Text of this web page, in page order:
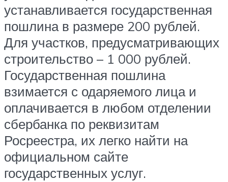
устанавливается государственная
пошлина в размере 200 рублей.
Для участков, предусматривающих
строительство – 1 000 рублей.
Государственная пошлина
взимается с одаряемого лица и
оплачивается в любом отделении
сбербанка по реквизитам
Росреестра, их легко найти на
официальном сайте
государственных услуг.